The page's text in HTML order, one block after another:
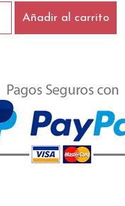
Añadir al carrito